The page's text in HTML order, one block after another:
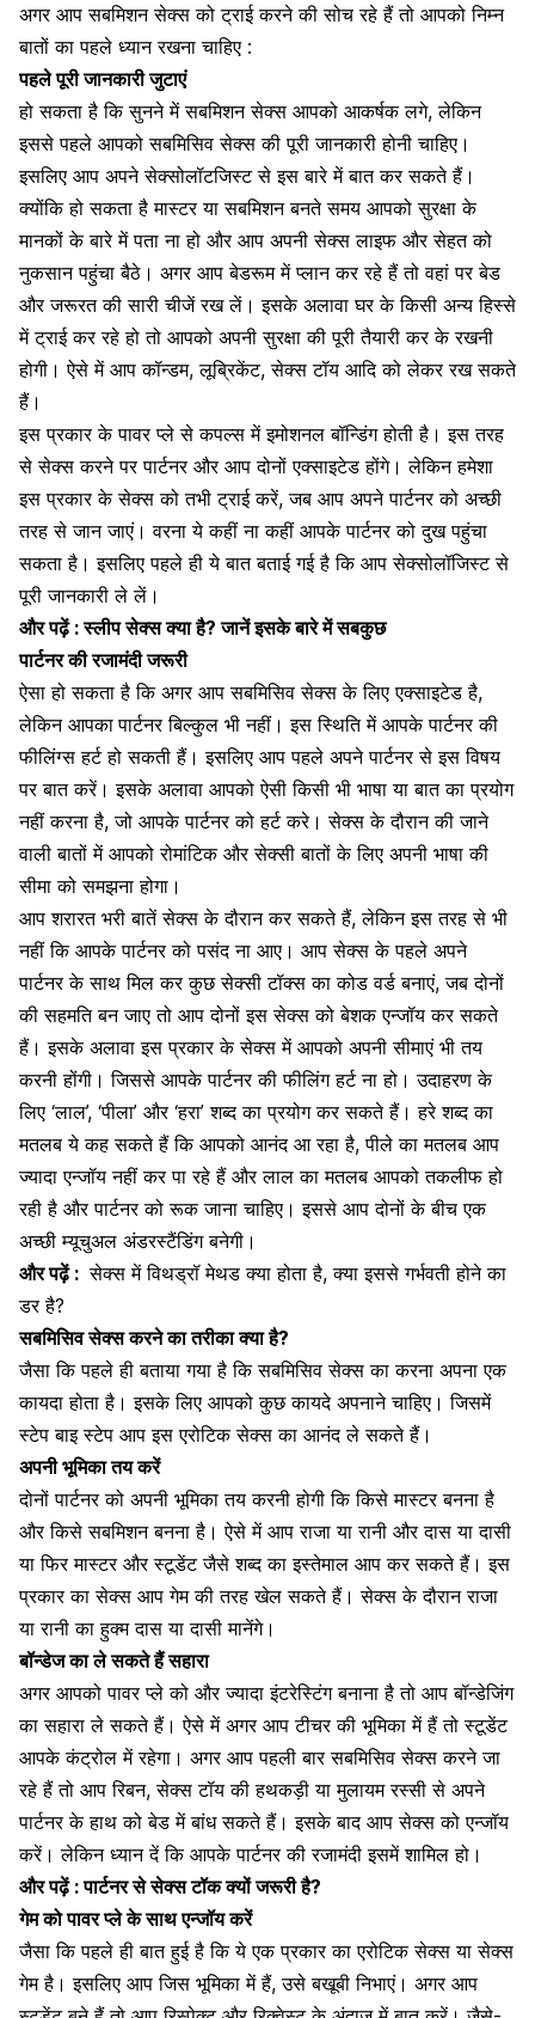
अगर आप सबमिशन सेक्स को ट्राई करने की सोच रहे हैं तो आपको निम्न
बातों का पहले ध्यान रखना चाहिए :
पहले पूरी जानकारी जुटाएं
हो सकता है कि सुनने में सबमिशन सेक्स आपको आकर्षक लगे, लेकिन
इससे पहले आपको सबमिसिव सेक्स की पूरी जानकारी होनी चाहिए।
इसलिए आप अपने सेक्सोलॉटजिस्ट से इस बारे में बात कर सकते हैं।
क्योंकि हो सकता है मास्टर या सबमिशन बनते समय आपको सुरक्षा के
मानकों के बारे में पता ना हो और आप अपनी सेक्स लाइफ और सेहत को
नुकसान पहुंचा बैठे। अगर आप बेडरूम में प्लान कर रहे हैं तो वहां पर बेड
और जरूरत की सारी चीजें रख लें। इसके अलावा घर के किसी अन्य हिस्से
में ट्राई कर रहे हो तो आपको अपनी सुरक्षा की पूरी तैयारी कर के रखनी
होगी। ऐसे में आपकॉन्डम,लूब्रिकेंट,सेक्स टॉय आदि को लेकर रख सकते
हैं।
इस प्रकार के पावर प्ले से कपल्स मेंइमोशनल बॉन्डिंग होती है। इस तरह
से सेक्स करने पर पार्टनर और आप दोनों एक्साइटेड होंगे। लेकिन हमेशा
इस प्रकार के सेक्स को तभी ट्राई करें, जब आप अपने पार्टनर को अच्छी
तरह से जान जाएं। वरना ये कहीं ना कहीं आपके पार्टनर को दुख पहुंचा
सकता है। इसलिए पहले ही ये बात बताई गई है कि आप सेक्सोलॉजिस्ट से
पूरी जानकारी ले लें।
और पढ़ें :स्लीप सेक्स क्या है? जानें इसके बारे में सबकुछ
पार्टनर की रजामंदी जरूरी
ऐसा हो सकता है कि अगर आप सबमिसिवसेक्स के लिए एक्साइटेड है,
लेकिन आपका पार्टनर बिल्कुल भी नहीं। इस स्थिति में आपके पार्टनर की
फीलिंग्स हर्ट हो सकती हैं। इसलिए आप पहले अपने पार्टनर से इस विषय
पर बात करें। इसके अलावा आपको ऐसी किसी भी भाषा या बात का प्रयोग
नहीं करना है, जो आपके पार्टनर को हर्ट करे। सेक्स के दौरान की जाने
वाली बातों में आपकोरोमांटिक और सेक्सी बातोंके लिए अपनी भाषा की
सीमा को समझना होगा।
आप शरारत भरी बातें सेक्स के दौरान कर सकते हैं, लेकिन इस तरह से भी
नहीं कि आपके पार्टनर को पसंद ना आए। आप सेक्स के पहले अपने
पार्टनर के साथ मिल कर कुछ सेक्सी टॉक्स का कोड वर्ड बनाएं, जब दोनों
की सहमति बन जाए तो आप दोनों इस सेक्स को बेशक एन्जॉय कर सकते
हैं। इसके अलावा इस प्रकार के सेक्स में आपको अपनी सीमाएं भी तय
करनी होंगी। जिससे आपके पार्टनर की फीलिंग हर्टना हो। उदाहरण के
लिए ‘लाल’, ‘पीला’ और ‘हरा’ शब्द का प्रयोग कर सकते हैं। हरे शब्द का
मतलब ये कह सकते हैं कि आपको आनंद आ रहा है, पीले का मतलब आप
ज्यादा एन्जॉय नहीं कर पा रहे हैं और लाल का मतलब आपको तकलीफ हो
रही है और पार्टनर को रूक जाना चाहिए। इससे आप दोनों के बीच एक
अच्छी म्यूचुअल अंडरस्टैंडिंग बनेगी।
और पढ़ें : सेक्स में विथड्रॉ मेथड क्या होता है, क्या इससे गर्भवती होने का
डर है?
सबमिसिव सेक्स करने का तरीका क्या है?
जैसा कि पहले ही बताया गया है कि सबमिसिव सेक्स का करना अपना एक
कायदा होता है। इसके लिए आपको कुछ कायदे अपनाने चाहिए। जिसमें
स्टेप बाइ स्टेप आप इस एरोटिक सेक्स का आनंद ले सकते हैं।
अपनी भूमिका तय करें
दोनों पार्टनर को अपनी भूमिका तय करनी होगी कि किसे मास्टर बनना है
और किसे सबमिशन बनना है। ऐसे में आप राजा या रानी और दास या दासी
या फिर मास्टर और स्टूडेंट जैसे शब्द का इस्तेमाल आप कर सकते हैं। इस
प्रकार का सेक्स आप गेम की तरह खेल सकते हैं। सेक्स के दौरान राजा
या रानी का हुक्म दास या दासी मानेंगे।
बॉन्डेज का ले सकते हैं सहारा
अगर आपको पावर प्ले को और ज्यादाइंटरेस्टिंग बनाना है तो आप बॉन्डेजिंग
का सहारा ले सकते हैं। ऐसे में अगर आप टीचर की भूमिका में हैं तो स्टूडेंट
आपके कंट्रोल में रहेगा। अगर आप पहली बार सबमिसिव सेक्स करने जा
रहे हैं तो आप रिबन,सेक्स टॉय की हथकड़ी या मुलायम रस्सी से अपने
पार्टनर के हाथ को बेड में बांध सकते हैं। इसके बाद आप सेक्स को एन्जॉय
करें। लेकिन ध्यान दें कि आपके पार्टनर की रजामंदी इसमें शामिल हो।
और पढ़ें :पार्टनर से सेक्स टॉक क्यों जरूरी है?
गेम को पावर प्ले के साथ एन्जॉय करें
जैसा कि पहले ही बात हुई है कि ये एक प्रकार का एरोटिक सेक्स या सेक्स
गेम है। इसलिए आप जिस भूमिका में हैं, उसे बखूबी निभाएं। अगर आप